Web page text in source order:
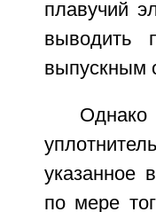
плавучий
выводить
выпускным
указанное
по мере